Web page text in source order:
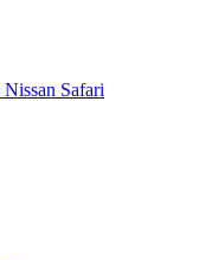
Nissan Safari